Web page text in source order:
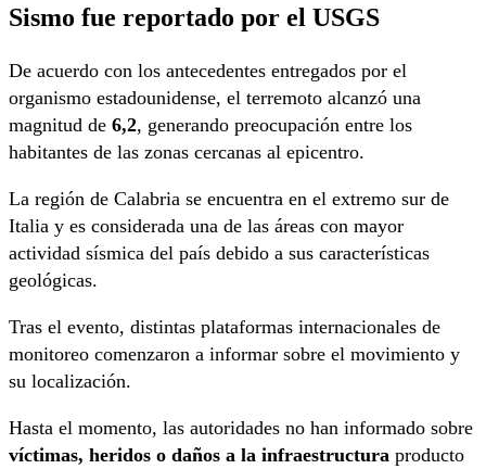
Sismo fue reportado por el USGS
De acuerdo con los antecedentes entregados por el
organismo estadounidense, el terremoto alcanzó una
magnitud de 6,2, generando preocupación entre los
habitantes de las zonas cercanas al epicentro.
La región de Calabria se encuentra en el extremo sur de
Italia y es considerada una de las áreas con mayor
actividad sísmica del país debido a sus características
geológicas.
Tras el evento, distintas plataformas internacionales de
monitoreo comenzaron a informar sobre el movimiento y
su localización.
Hasta el momento, las autoridades no han informado sobre
víctimas, heridos o daños a la infraestructura producto